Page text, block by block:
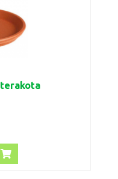
terakota